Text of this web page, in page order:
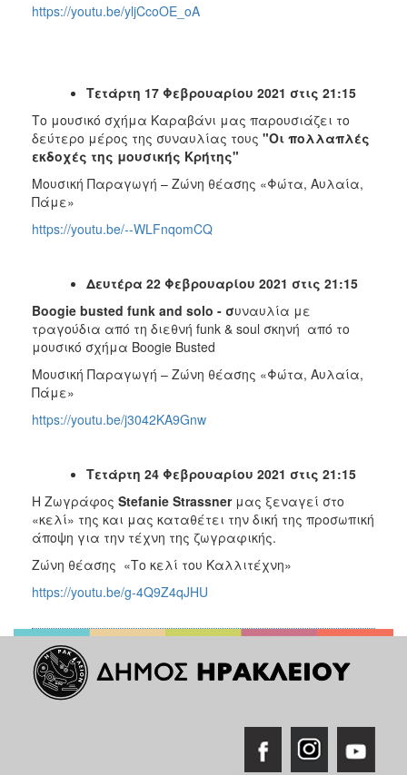
https://youtu.be/yljCcoOE_oA
Τετάρτη 17 Φεβρουαρίου 2021 στις 21:15
Το μουσικό σχήμα Καραβάνι μας παρουσιάζει το
δεύτερο μέρος της συναυλίας τους "Οι πολλαπλές
εκδοχές της μουσικής Κρήτης"
Μουσική Παραγωγή – Ζώνη θέασης «Φώτα, Αυλαία,
Πάμε»
https://youtu.be/--WLFnqomCQ
Δευτέρα 22 Φεβρουαρίου 2021 στις 21:15
Boogie busted funk and solo - συναυλία με
τραγούδια από τη διεθνή funk & soul σκηνή από το
μουσικό σχήμα Boogie Busted
Μουσική Παραγωγή – Ζώνη θέασης «Φώτα, Αυλαία,
Πάμε»
https://youtu.be/j3042KA9Gnw
Τετάρτη 24 Φεβρουαρίου 2021 στις 21:15
Η Ζωγράφος Stefanie Strassnerμας ξεναγεί στο
«κελί» της και μας καταθέτει την δική της προσωπική
άποψη για την τέχνη της ζωγραφικής.
Ζώνη θέασης «Το κελί του Καλλιτέχνη»
https://youtu.be/g-4Q9Z4qJHU